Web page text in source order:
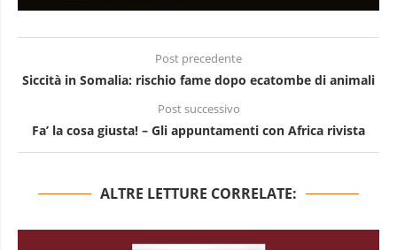
Post precedente
Siccità in Somalia: rischio fame dopo ecatombe di animali
Post successivo
Fa’ la cosa giusta! – Gli appuntamenti con Africa rivista
ALTRE LETTURE CORRELATE: